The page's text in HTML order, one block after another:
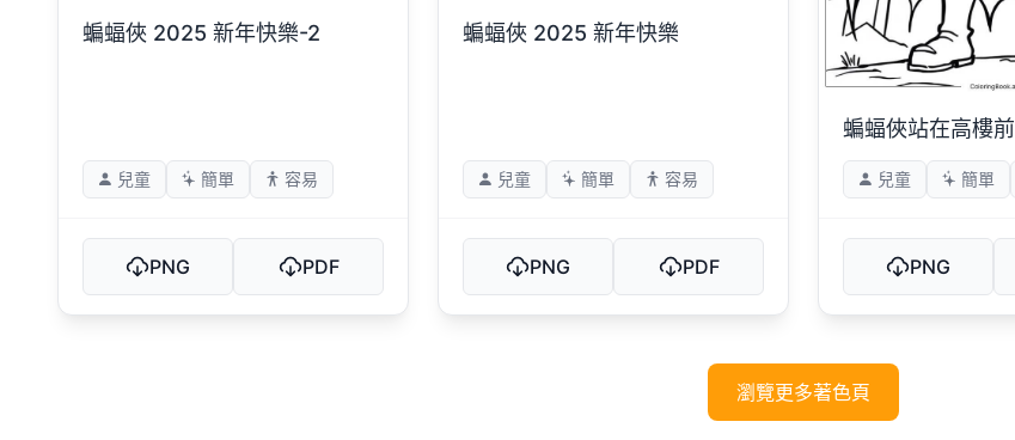
蝙蝠俠 2025 新年快樂-2
兒童 簡單 容易
PNG PDF
蝙蝠俠 2025 新年快樂
兒童 簡單 容易
PNG PDF
蝙蝠俠站在高樓前
兒童 簡單
PNG
瀏覽更多著色頁